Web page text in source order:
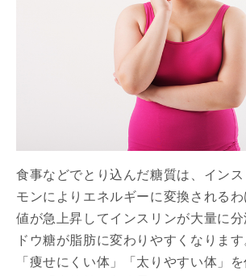
食事などでとり込んだ糖質は、イン
モンによりエネルギーに変換される
値が急上昇してインスリンが大量に
ドウ糖が脂肪に変わりやすくなります
「痩せにくい体」「太りやすい体」